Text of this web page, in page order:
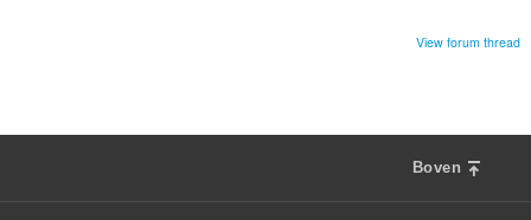
View forum thread
Boven